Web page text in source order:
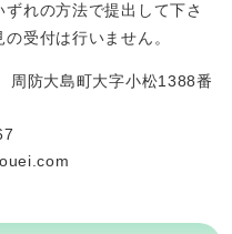
れの方法で提出して下さ
受付は行いません。
島町大字小松1388番